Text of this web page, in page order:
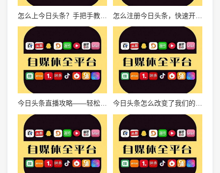
怎么上今日头条？手把手教你成为自媒体大咖！ 怎么注册今日头条，快速开启信息世界的大门
今日头条直播攻略——轻松开启直播新时代